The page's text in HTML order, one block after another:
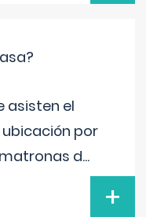
asisten el
por
d...
+